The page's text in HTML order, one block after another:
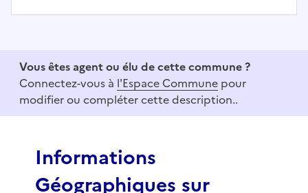
f
Vous êtes agent ou élu de cette commune ?
Connectez-vous à l'Espace Commune pour
modifier ou compléter cette description..
Informations
Géographiques sur